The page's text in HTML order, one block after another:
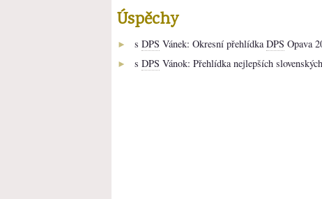
Úspěchy
► s DPS Vánek: Okresní přehlídka DPS Opava
► s DPS Vánok: Přehlídka nejlepších